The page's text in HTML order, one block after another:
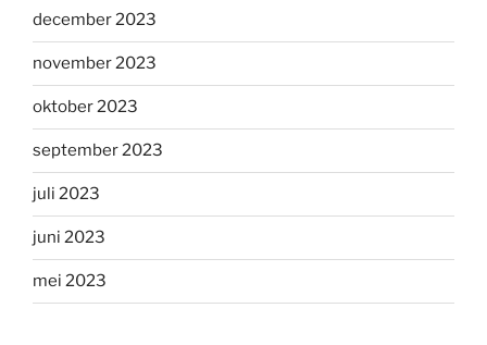
december 2023
november 2023
oktober 2023
september 2023
juli 2023
juni 2023
mei 2023